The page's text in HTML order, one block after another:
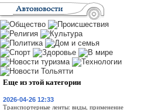
Еще из этой категории
2026-04-26 12:33
Транспортерные ленты: виды, применение